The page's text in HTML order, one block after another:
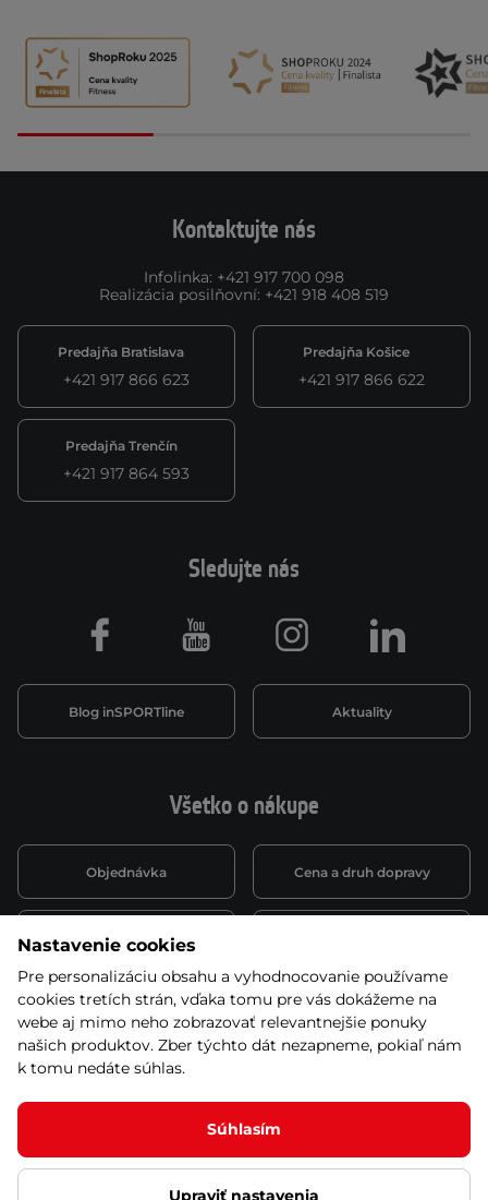
Kontaktujte nás
Infolinka: +421 917 700 098
Realizácia posilňovní: +421 918 408 519
Predajňa Bratislava
+421 917 866 623
Predajňa Košice
+421 917 866 622
Predajňa Trenčín
+421 917 864 593
Všetko o nákupe
Objednávka Cena a druh dopravy
Spôsob platby
Montáž a servis Reklamácie a záruka
Kariéra
Sledujte nás
Blog inSPORTline Aktuality
Facebook Youtube Instagram LinkedIn
Nastavenie cookies
Pre personalizáciu obsahu a vyhodnocovanie používame
cookies tretích strán, vďaka tomu pre vás dokážeme na
webe aj mimo neho zobrazovať relevantnejšie ponuky
našich produktov. Zber týchto dát nezapneme, pokiaľ nám
k tomu nedáte súhlas.
Súhlasím
Upraviť nastavenia